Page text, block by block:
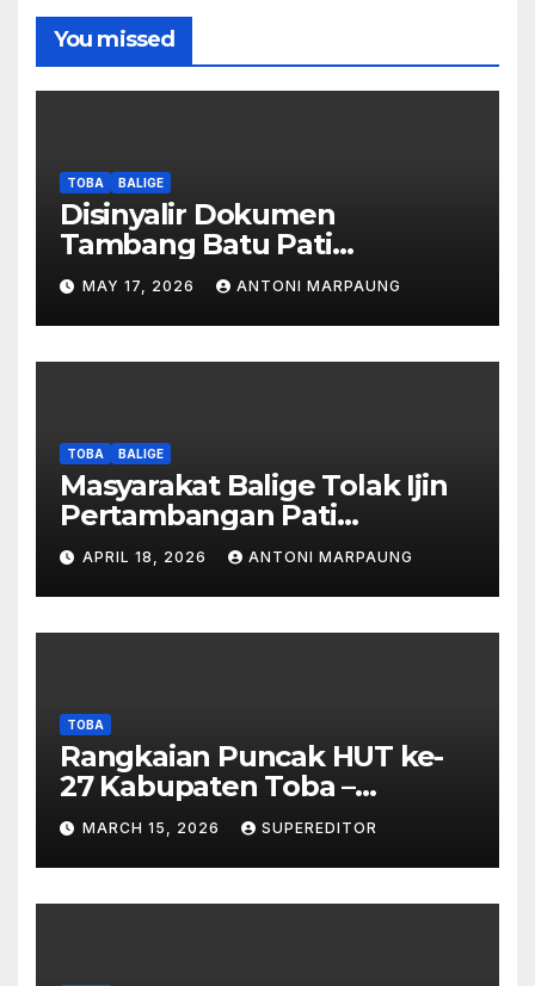
You missed
TOBA BALIGE
Disinyalir Dokumen
Tambang Batu Pati
Simanjuntak Palsu – Jerry
Manurung : Tambang Tidak
Berada Di DTA – Frengki
Pardede : Kami Tidak Miliki
Dipalsukan
MAY 17, 2026 ANTONI MARPAUNG
TOBA BALIGE
Masyarakat Balige Tolak Ijin
Pertambangan Pati
Simanjuntak – btc Akan
Investigasi Proses Perijinan
APRIL 18, 2026 ANTONI MARPAUNG
TOBA
Rangkaian Puncak HUT ke-
27 Kabupaten Toba –
Panjatkan Doa Untuk
Kesejahteraan
MARCH 15, 2026 SUPEREDITOR